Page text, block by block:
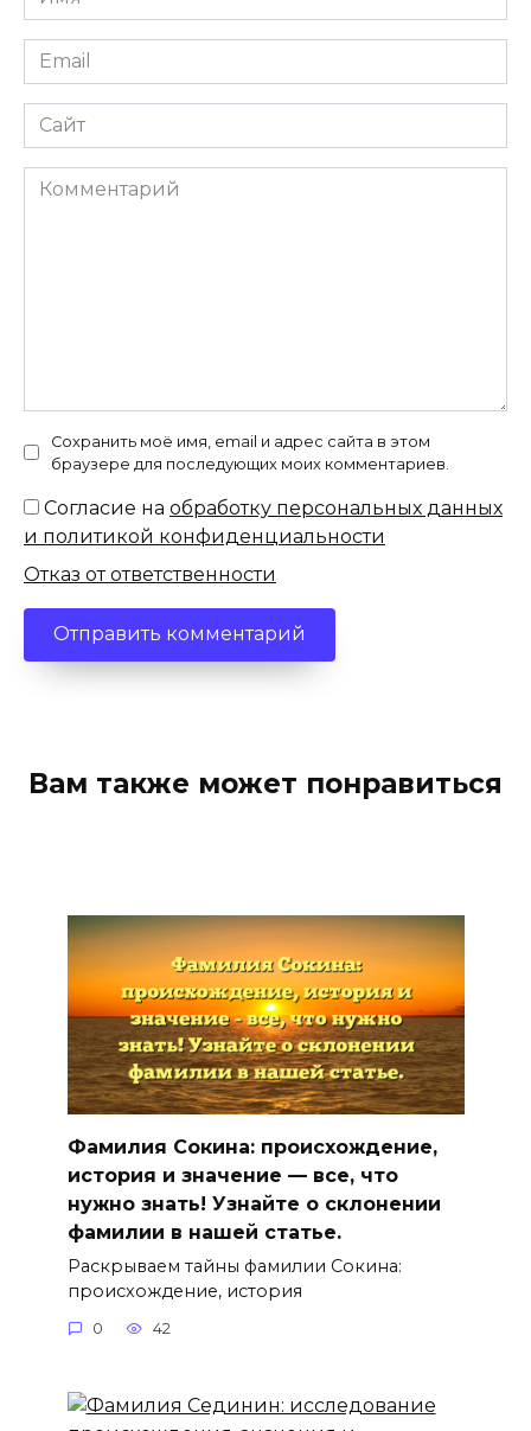
*
Email
*
Сайт
Комментарий
Сохранить моё имя, email и адрес сайта в этом
браузере для последующих моих комментариев.
Согласие на обработку персональных данных
и политикой конфиденциальности
Отказ от ответственности
Вам также может понравиться
Фамилия Сокина: происхождение,
история и значение — все, что
нужно знать! Узнайте о склонении
фамилии в нашей статье.
Раскрываем тайны фамилии Сокина:
происхождение, история
0 42